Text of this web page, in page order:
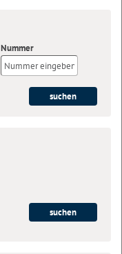
Nummer